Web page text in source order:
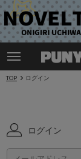
TOP ログイン
ログイン